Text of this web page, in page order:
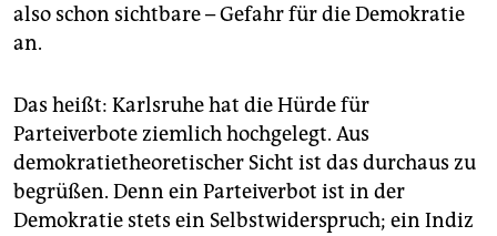
also schon sichtbare – Gefahr für die Demokratie
an.
Das heißt: Karlsruhe hat die Hürde für
Parteiverbote ziemlich hochgelegt. Aus
demokratietheoretischer Sicht ist das durchaus zu
begrüßen. Denn ein Parteiverbot ist in der
Demokratie stets ein Selbstwiderspruch; ein Indiz